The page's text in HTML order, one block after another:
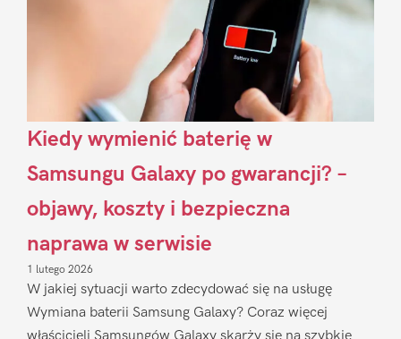
Kiedy wymienić baterię w
Samsungu Galaxy po gwarancji? –
objawy, koszty i bezpieczna
naprawa w serwisie
1 lutego 2026
W jakiej sytuacji warto zdecydować się na usługę
Wymiana baterii Samsung Galaxy? Coraz więcej